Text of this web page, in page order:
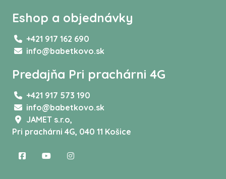
Eshop a objednávky
+421 917 162 690
info@babetkovo.sk
Predajňa Pri prachárni 4G
+421 917 573 190
info@babetkovo.sk
JAMET s.r.o,
Pri prachárni 4G, 040 11 Košice